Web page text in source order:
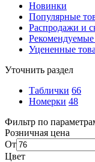
Новинки
Популярные
Распродажи и
Уцененные
Уточнить раздел
Таблички 66
Номерки 48
Фильтр по
Розничная цена
От
Цвет